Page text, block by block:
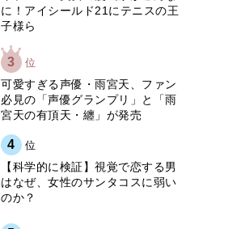
に！アイシールド21にテニスの王
子様ら
3 位
可愛すぎる声優・雨宮天、ファン
必見の「声優グランプリ」と「雨
宮天の有頂天・纏」が発売
4 位
【科学的に検証】視覚で恋する男
はなぜ、女性のサンタコスに弱い
のか？